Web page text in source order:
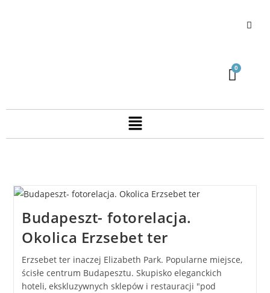
Budapeszt- fotorelacja.
Okolica Erzsebet ter
Erzsebet ter inaczej Elizabeth Park. Popularne miejsce,
ścisłe centrum Budapesztu. Skupisko eleganckich
hoteli, ekskluzywnych sklepów i restauracji "pod